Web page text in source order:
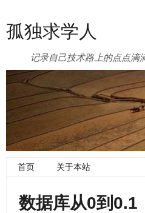
孤独求学人
记录自己技术路上的点点滴
首页 关于本站
数据库从0到0.1